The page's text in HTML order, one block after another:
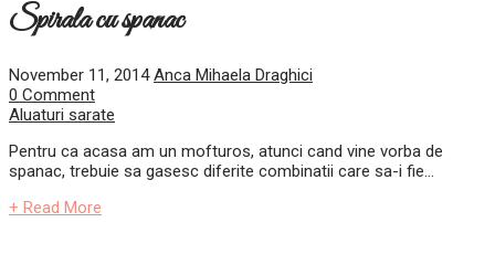
Spirala cu spanac
November 11, 2014 Anca Mihaela Draghici
0 Comment
Aluaturi sarate
Pentru ca acasa am un mofturos, atunci cand vine vorba de
spanac, trebuie sa gasesc diferite combinatii care sa-i fie...
+ Read More